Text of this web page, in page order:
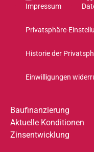
Impressum
Privatsphäre-
Historie der
Einwilligungen
Baufinanzierung
Aktuelle Konditionen
Zinsentwicklung